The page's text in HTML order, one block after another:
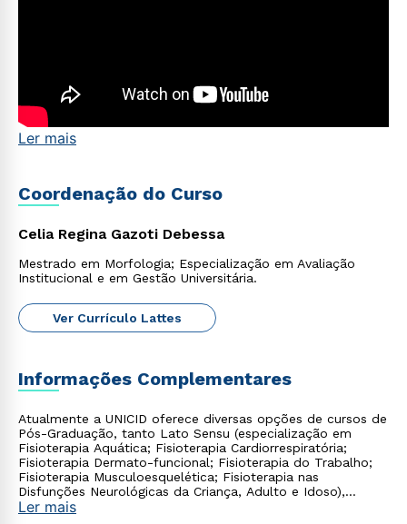
Ler mais
Coordenação do Curso
Celia Regina Gazoti Debessa
Mestrado em Morfologia; Especialização em Avaliação
Institucional e em Gestão Universitária.
Ver Currículo Lattes
Informações Complementares
Atualmente a UNICID oferece diversas opções de cursos de
Pós-Graduação, tanto Lato Sensu (especialização em
Fisioterapia Aquática; Fisioterapia Cardiorrespiratória;
Fisioterapia Dermato-funcional; Fisioterapia do Trabalho;
Fisioterapia Musculoesquelética; Fisioterapia nas
Disfunções Neurológicas da Criança, Adulto e Idoso),
quanto Stricto Sensu (Programa de Mestrado e Doutorado
Ler mais
WhatsApp
autorizo que meus dados sejam utilizados para o
envio de conteúdos da Cruzeiro do Sul.